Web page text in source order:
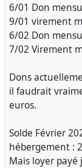
6/01 Don
9/01 virement
6/02 Don
7/02 Virement
Dons
il faudrait
euros.
Solde Février
hébergement :
Mais loyer payé